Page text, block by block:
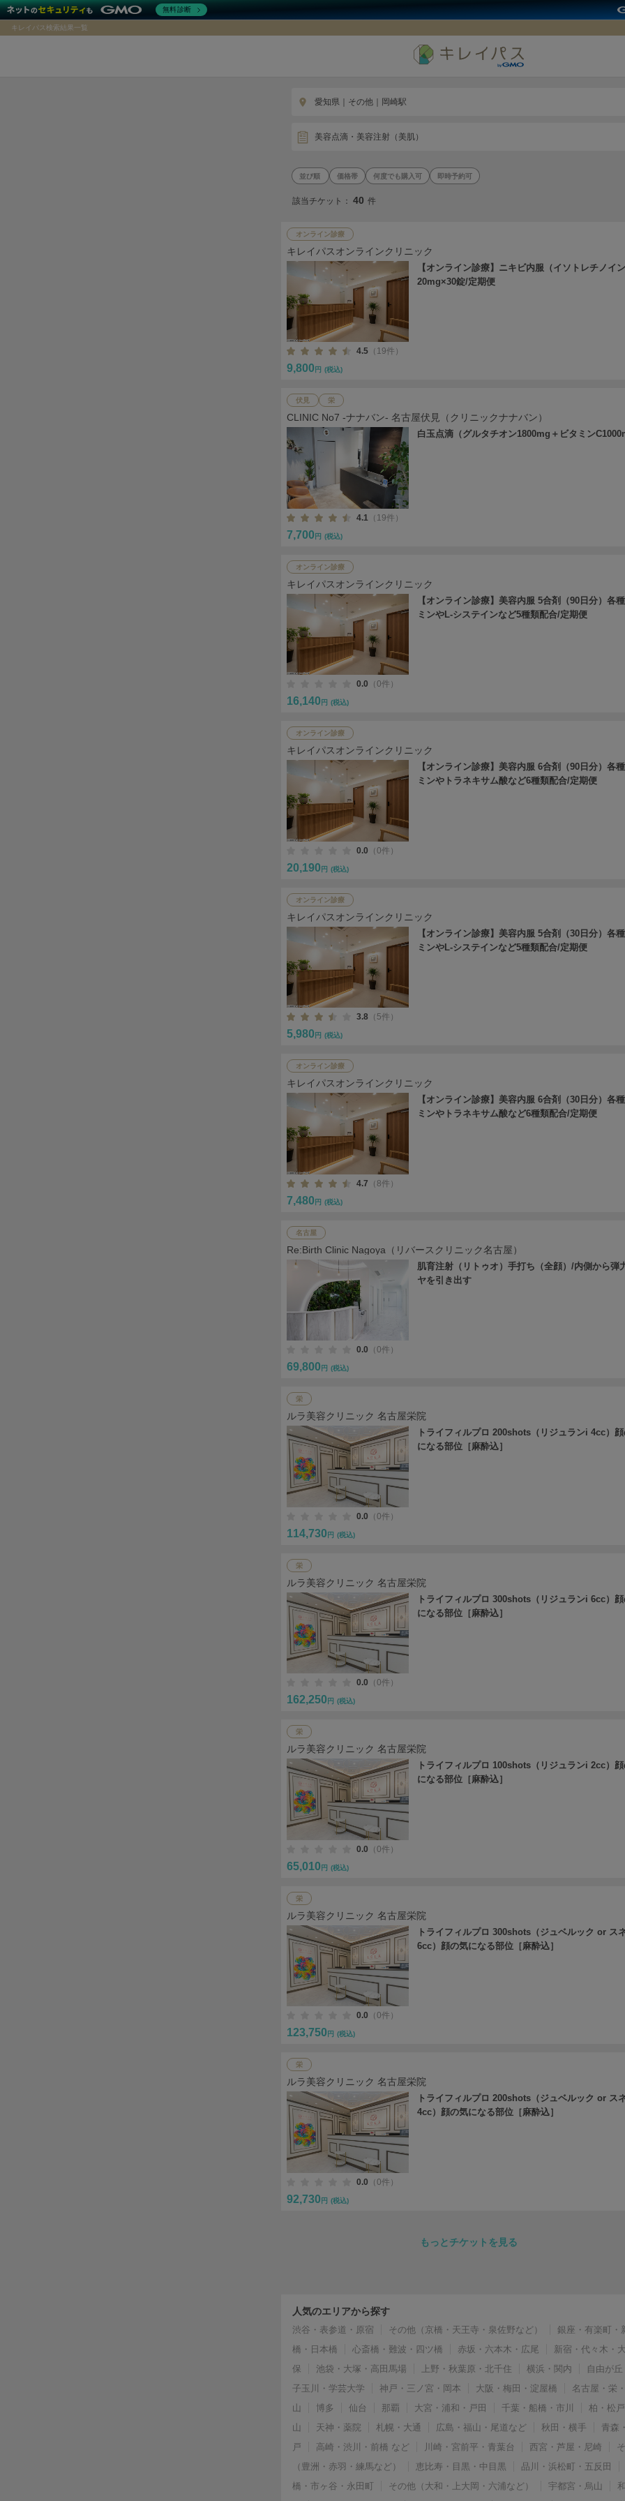
キレイパス検索結果一覧
愛知県｜その他｜岡崎駅
美容点滴・美容注射（美肌）
価格帯 何度でも購入可 即時予約可
該当チケット：40 件
オンライン診療
キレイパスオンラインクリニック
【オンライン診療】ニキビ内服（イソトレチノイ
20mg×30錠/定期便
4.5 （19件）
9,800 円 (税込)
伏見 栄
CLINIC No7 -ナナバン- 名古屋伏見（クリニックナナバン）
白玉点滴（グルタチオン1800mg＋ビタミン
4.1 （19件）
7,700 円 (税込)
オンライン診療
キレイパスオンラインクリニック
【オンライン診療】美容内服 5合剤（90日分）各
ミンやL-システインなど5種類配合/定期便
0.0 （0件）
16,140 円 (税込)
オンライン診療
キレイパスオンラインクリニック
【オンライン診療】美容内服 6合剤（90日分）各
ミンやトラネキサム酸など6種類配合/定期便
0.0 （0件）
20,190 円 (税込)
オンライン診療
キレイパスオンラインクリニック
【オンライン診療】美容内服 5合剤（30日分）各
ミンやL-システインなど5種類配合/定期便
3.8 （5件）
5,980 円 (税込)
オンライン診療
キレイパスオンラインクリニック
【オンライン診療】美容内服 6合剤（30日分）各
ミンやトラネキサム酸など6種類配合/定期便
4.7 （8件）
7,480 円 (税込)
名古屋
Re:Birth Clinic Nagoya（リバースクリニック名古屋）
肌育注射（リトゥオ）手打ち（全顔）/内側から弾
ヤを引き出す
0.0 （0件）
69,800 円 (税込)
栄
ルラ美容クリニック 名古屋栄院
トライフィルプロ 200shots（リジュランi 4cc）
になる部位［麻酔込］
0.0 （0件）
114,730 円 (税込)
栄
ルラ美容クリニック 名古屋栄院
トライフィルプロ 300shots（リジュランi 6cc）
になる部位［麻酔込］
0.0 （0件）
162,250 円 (税込)
栄
ルラ美容クリニック 名古屋栄院
トライフィルプロ 100shots（リジュランi 2cc）
になる部位［麻酔込］
0.0 （0件）
65,010 円 (税込)
栄
ルラ美容クリニック 名古屋栄院
トライフィルプロ 300shots（ジュベルック or ス
6cc）顔の気になる部位［麻酔込］
0.0 （0件）
123,750 円 (税込)
栄
ルラ美容クリニック 名古屋栄院
トライフィルプロ 200shots（ジュベルック or ス
4cc）顔の気になる部位［麻酔込］
0.0 （0件）
92,730 円 (税込)
もっとチケットを見る
人気のエリアから探す
渋谷・表参道・原宿 その他（京橋・天王寺・泉佐野など）
銀座・有楽町・
橋・日本橋
心斎橋・難波・四ツ橋 赤坂・六本木・広尾
新宿・代々木・
保
池袋・大塚・高田馬場 上野・秋葉原・北千住 横浜・関内
自由が
子玉川・学芸大学
神戸・三ノ宮・岡本 大阪・梅田・淀屋橋
名古屋・栄
山
博多 仙台 那覇 大宮・浦和・戸田 千葉・船橋・市川
柏・松
山
天神・薬院 札幌・大通 広島・福山・尾道など 秋田・横手
青森
戸
高崎・渋川・前橋 など 川崎・宮前平・青葉台 西宮・芦屋・尼崎
（豊洲・赤羽・練馬など）
恵比寿・目黒・中目黒
品川・浜松町・五反田
橋・市ヶ谷・永田町
その他（大和・上大岡・六浦など） 宇都宮・烏山
無料診断